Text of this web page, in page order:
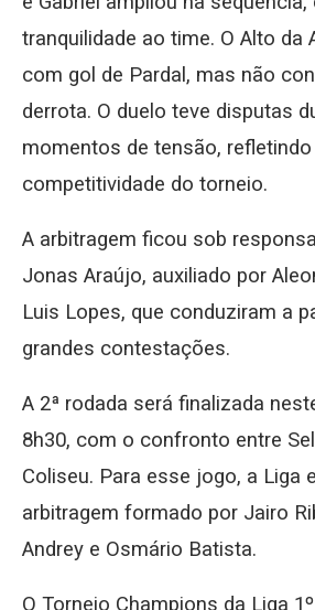
tranquilidade ao time. O Alto da
com gol de Pardal, mas não
derrota. O duelo teve disputas
momentos de tensão, refletindo
competitividade do torneio.
A arbitragem ficou sob
Jonas Araújo, auxiliado por
Luis Lopes, que conduziram a
grandes contestações.
A 2ª rodada será finalizada
8h30, com o confronto entre
Coliseu. Para esse jogo, a Liga
arbitragem formado por Jairo
Andrey e Osmário Batista.
O Torneio Champions da Liga